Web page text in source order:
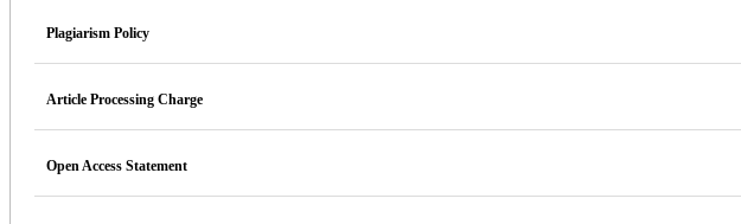
Plagiarism Policy
Article Processing Charge
Open Access Statement